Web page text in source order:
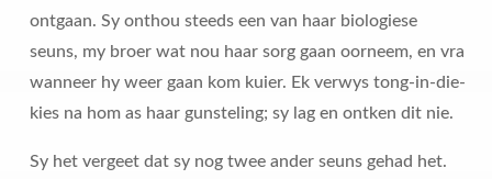
ontgaan. Sy onthou steeds een van haar biologiese
seuns, my broer wat nou haar sorg gaan oorneem, en vra
wanneer hy weer gaan kom kuier. Ek verwys tong-in-die-
kies na hom as haar gunsteling; sy lag en ontken dit nie.
Sy het vergeet dat sy nog twee ander seuns gehad het.